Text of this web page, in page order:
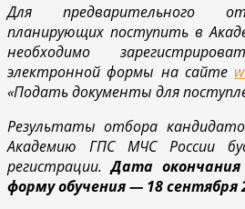
Для предварительного
планирующих поступить в
необходимо
электронной формы на сайте
«Подать документы для
Результаты отбора
Академию ГПС МЧС России
регистрации.Дата
форму обучения — 18 сентября